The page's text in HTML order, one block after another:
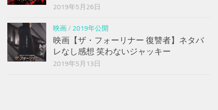
2019年5月26日
映画/ 2019年公開
映画【ザ・フォーリナー 復讐者】ネタバ
レなし感想 笑わないジャッキー
2019年5月13日